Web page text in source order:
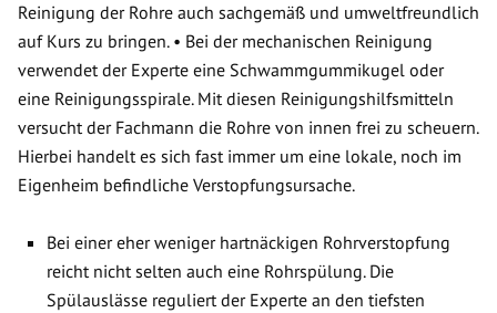
Reinigung der Rohre auch sachgemäß und umweltfreundlich
auf Kurs zu bringen. • Bei der mechanischen Reinigung
verwendet der Experte eine Schwammgummikugel oder
eine Reinigungsspirale. Mit diesen Reinigungshilfsmitteln
versucht der Fachmann die Rohre von innen frei zu scheuern.
Hierbei handelt es sich fast immer um eine lokale, noch im
Eigenheim befindliche Verstopfungsursache.
Bei einer eher weniger hartnäckigen Rohrverstopfung
reicht nicht selten auch eine Rohrspülung. Die
Spülauslässe reguliert der Experte an den tiefsten